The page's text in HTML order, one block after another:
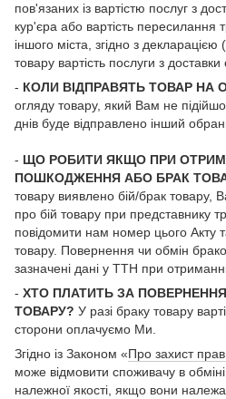
пов'язаних із вартістю послуг з
кур'єра або вартість
іншого міста, згідно з
товару вартість послуги з
- КОЛИ ВІДПРАВЯТЬ ТОВАР НА
огляду товару, який Вам не
днів буде відправлено інший
- ЩО РОБИТИ ЯКЩО ПРИ
ПОШКОДЖЕННЯ АБО БРАК
товару виявлено бій/брак товару,
про бій товару при представнику
повідомити нам номер цього Акту
товару. Повернення чи обмін
зазначені дані у ТТН при
- ХТО ПЛАТИТЬ ЗА
ТОВАРУ? У разі браку товару
сторони оплачуємо Ми.
Згідно із Законом «Про захист
може відмовити споживачу в
належної якості, якщо вони